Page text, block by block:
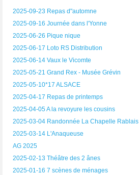
2025-09-23 Repas d"automne
2025-09-16 Journée dans l'Yonne
2025-06-26 Pique nique
2025-06-17 Loto RS Distribution
2025-06-14 Vaux le Vicomte
2025-05-21 Grand Rex - Musée Grévin
2025-05-10*17 ALSACE
2025-04-17 Repas de printemps
2025-04-05 A la revoyure les cousins
2025-03-04 Randonnée La Chapelle Rablais
2025-03-14 L'Anaqueuse
AG 2025
2025-02-13 Théâtre des 2 ânes
2025-01-16 7 scènes de ménages